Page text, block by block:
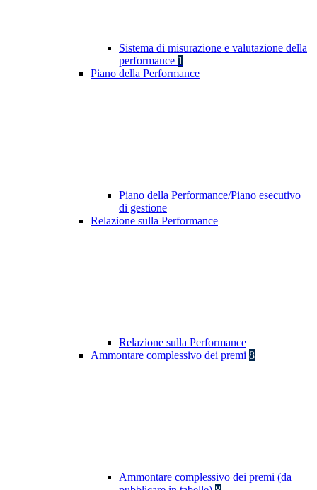
Sistema di misurazione e valutazione della
performance 1
Piano della Performance
Piano della Performance/Piano esecutivo
di gestione
Relazione sulla Performance
Relazione sulla Performance
Ammontare complessivo dei premi 8
Ammontare complessivo dei premi (da